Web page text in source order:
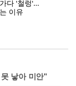
낳아 미안"